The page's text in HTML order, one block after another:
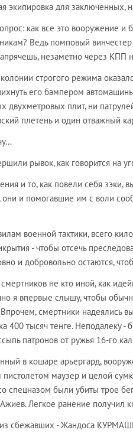
экипировка для заключенных,
как все это вооружение
Ведь помповый
незаметно через
строгого режима
его бампером
двухметровых плит, ни
плетень и один отважный
рывок, как говорится на
и то, как повели себя зэки,
они и помогавшие им с воли
военной тактики, всего
- чтобы отсечь
и добровольно остаются,
не кто иной, как
я впервые слышу, чтобы
смертники надеялись
400 тысяч тенге.
патронов от ружья 16-го
в кошаре арьергард,
пистолетом маузер и целой
спецназом были убиты трое
Ажиев. Легкое ранение получил
сбежавших - Жандоса